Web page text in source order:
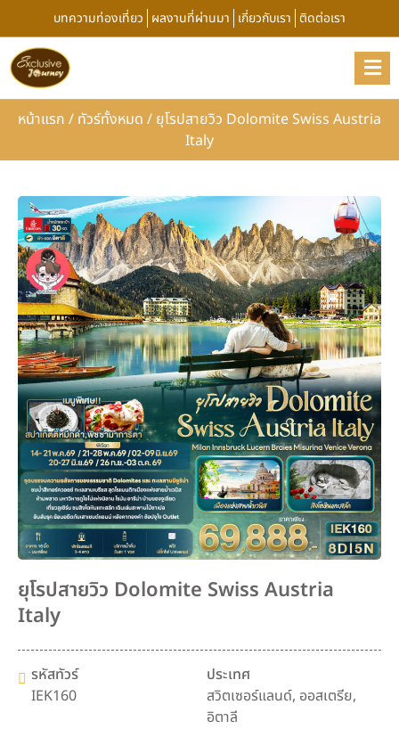
บทความท่องเที่ยว ผลงานที่ผ่านมา เกี่ยวกับเรา ติดต่อเรา
หน้าแรก / ทัวร์ทั้งหมด / ยุโรปสายวิว Dolomite Swiss Austria
Italy
ยุโรปสายวิว Dolomite Swiss Austria
Italy
รหัสทัวร์
IEK160
ประเทศ
สวิตเซอร์แลนด์, ออสเตรีย,
อิตาลี